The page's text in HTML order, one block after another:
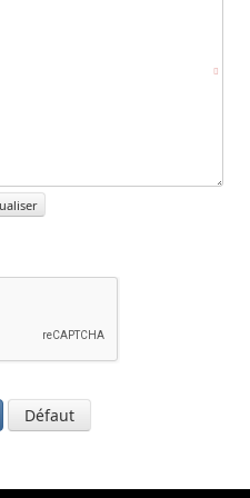
Défaut